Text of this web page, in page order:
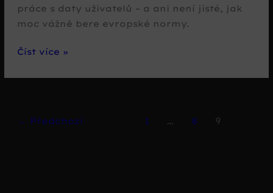
práce s daty uživatelů – a ani není jisté, jak
moc vážně bere evropské normy.
Google
regulace
daty
Číst více »
← Předchozí 1 … 8 9